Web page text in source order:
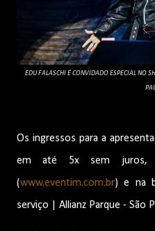
EDU FALASCHI É CONVIDADO ESPECIAL NO
Os ingressos para a
em até 5x sem juros,
(www.eventim.com.br) e na
serviço | Allianz Parque - São